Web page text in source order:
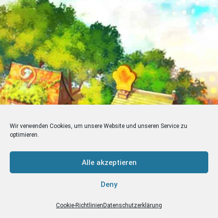
Wir verwenden Cookies, um unsere Website und unseren Service zu
optimieren.
Alle akzeptieren
Deny
Cookie-Richtlinien Datenschutzerklärung